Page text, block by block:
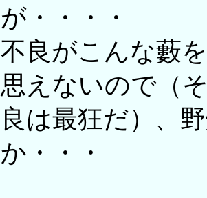
が・・・・
不良がこんな藪
思えないので（
良は最狂だ）、
か・・・